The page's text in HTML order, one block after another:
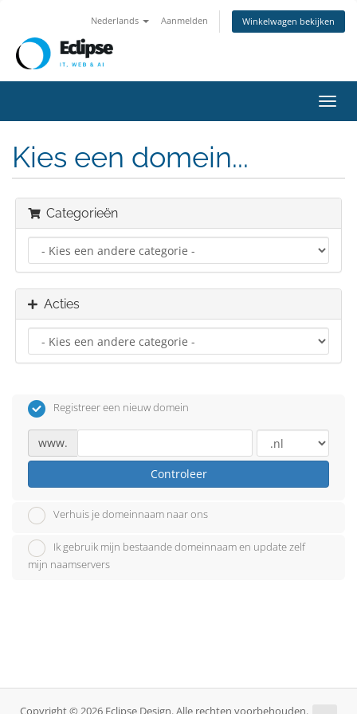
Nederlands Aanmelden Winkelwagen bekijken
in-/
Kies een domein...
Categorieën
Acties
Registreer een nieuw domein
www.
Controleer
Verhuis je domeinnaam naar ons
Ik gebruik mijn bestaande domeinnaam en update zelf
mijn naamservers
Copyright © 2026 Eclipse Design. Alle rechten voorbehouden.